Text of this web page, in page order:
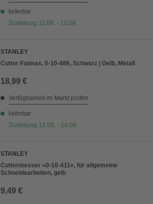
lieferbar
Zustellung 11.08. - 13.08.
STANLEY
Cutter Fatmax, 0-10-486, Schwarz | Gelb, Metall
18,99 €
Verfügbarkeit im Markt prüfen
lieferbar
Zustellung 12.08. - 14.08.
STANLEY
Cuttermesser »0-10-411«, für allgemeine
Schneidearbeiten, gelb
9,49 €